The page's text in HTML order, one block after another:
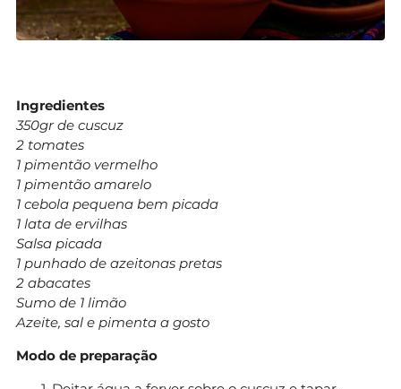
Ingredientes
350gr de cuscuz
2 tomates
1 pimentão vermelho
1 pimentão amarelo
1 cebola pequena bem picada
1 lata de ervilhas
Salsa picada
1 punhado de azeitonas pretas
2 abacates
Sumo de 1 limão
Azeite, sal e pimenta a gosto
Modo de preparação